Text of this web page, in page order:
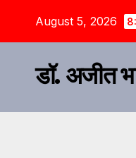
August 5, 2026
डॉ. अजीत